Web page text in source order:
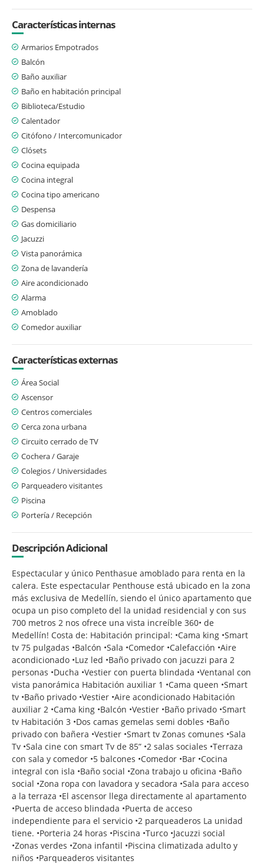
Características internas
Armarios Empotrados
Balcón
Baño auxiliar
Baño en habitación principal
Biblioteca/Estudio
Calentador
Citófono / Intercomunicador
Clósets
Cocina equipada
Cocina integral
Cocina tipo americano
Despensa
Gas domiciliario
Jacuzzi
Vista panorámica
Zona de lavandería
Aire acondicionado
Alarma
Amoblado
Comedor auxiliar
Características externas
Área Social
Ascensor
Centros comerciales
Cerca zona urbana
Circuito cerrado de TV
Cochera / Garaje
Colegios / Universidades
Parqueadero visitantes
Piscina
Portería / Recepción
Descripción Adicional
Espectacular y único Penthasue amoblado para renta en la
calera. Este espectacular Penthouse está ubicado en la zona
más exclusiva de Medellín, siendo el único apartamento que
ocupa un piso completo del la unidad residencial y con sus
700 metros 2 nos ofrece una vista increíble 360• de
Medellín! Costa de: Habitación principal: •Cama king •Smart
tv 75 pulgadas •Balcón •Sala •Comedor •Calefacción •Aire
acondicionado •Luz led •Baño privado con jacuzzi para 2
personas •Ducha •Vestier con puerta blindada •Ventanal con
vista panorámica Habitación auxiliar 1 •Cama queen •Smart
tv •Baño privado •Vestier •Aire acondicionado Habitación
auxiliar 2 •Cama king •Balcón •Vestier •Baño privado •Smart
tv Habitación 3 •Dos camas gemelas semi dobles •Baño
privado con bañera •Vestier •Smart tv Zonas comunes •Sala
Tv •Sala cine con smart Tv de 85” •2 salas sociales •Terraza
con sala y comedor •5 balcones •Comedor •Bar •Cocina
integral con isla •Baño social •Zona trabajo u oficina •Baño
social •Zona ropa con lavadora y secadora •Sala para acceso
a la terraza •El ascensor llega directamente al apartamento
•Puerta de acceso blindada •Puerta de acceso
independiente para el servicio •2 parqueaderos La unidad
tiene. •Porteria 24 horas •Piscina •Turco •Jacuzzi social
•Zonas verdes •Zona infantil •Piscina climatizada adulto y
niños •Parqueaderos visitantes